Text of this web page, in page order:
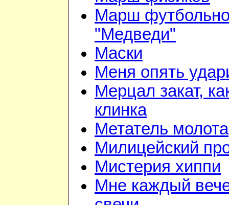
Марш
"Медведи"
Маски
Меня опять
Мерцал закат,
клинка
Метатель молота
Милицейский
Мистерия хиппи
Мне каждый